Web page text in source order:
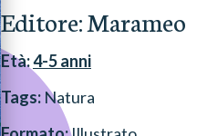
Editore:Marameo
Età:4-5anni
Tags: Natura